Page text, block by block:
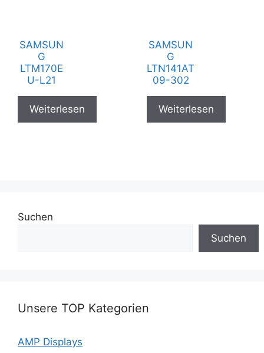
SAMSUN
G
LTM170E
U-L21
Weiterlesen
SAMSUN
G
LTN141AT
09-302
Weiterlesen
Suchen
Suchen
Unsere TOP Kategorien
AMP Displays